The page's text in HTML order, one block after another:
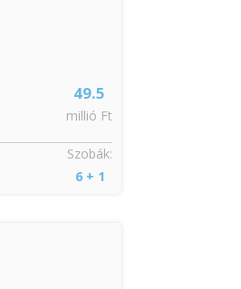
49.5
millió Ft
Szobák:
6 + 1